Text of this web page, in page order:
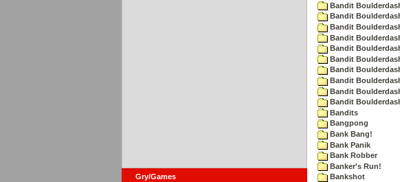
Gry/Games
Bandit
Bandit
Bandit
Bandit
Bandit
Bandit
Bandit
Bandit
Bandit
Bandit
Bandits
Bangpong
Bank Bang!
Bank Panik
Bank Robber
Banker's Run!
Bankshot